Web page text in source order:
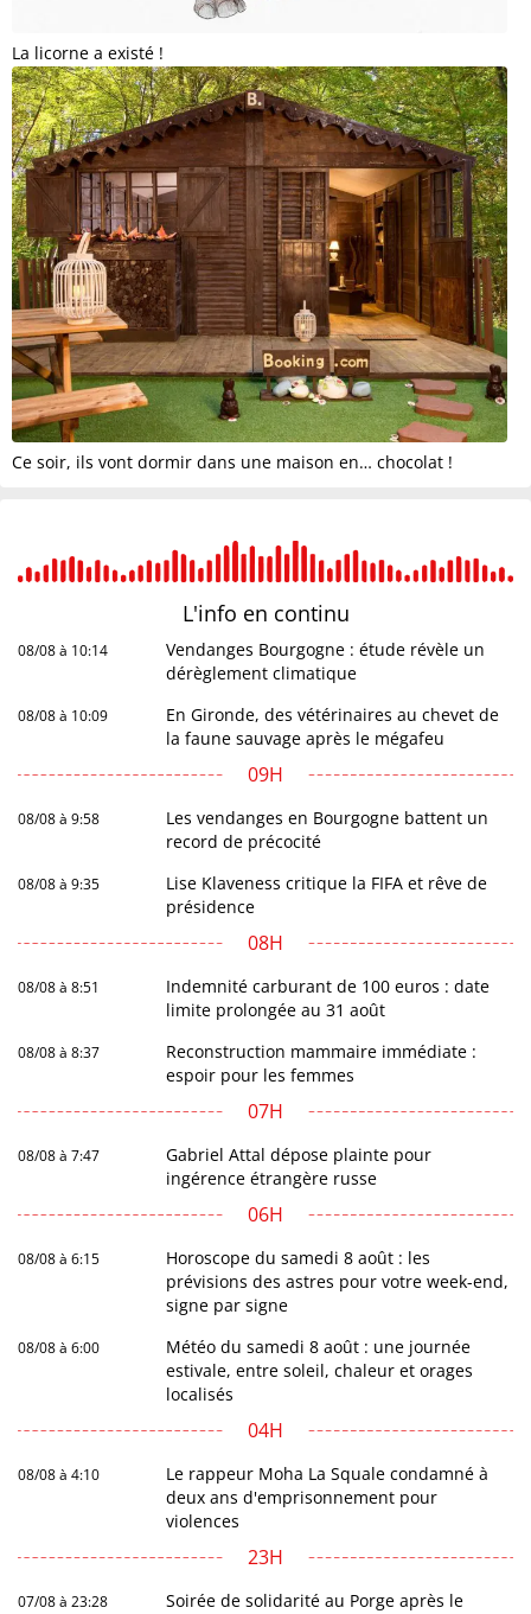
La licorne a existé !
Ce soir, ils vont dormir dans une maison en… chocolat !
L'info en continu
08/08 à 10:14
Vendanges Bourgogne : étude révèle un
dérèglement climatique
08/08 à 10:09
En Gironde, des vétérinaires au chevet de
la faune sauvage après le mégafeu
09H
08/08 à 9:58
Les vendanges en Bourgogne battent un
record de précocité
08/08 à 9:35
Lise Klaveness critique la FIFA et rêve de
présidence
08H
08/08 à 8:51
Indemnité carburant de 100 euros : date
limite prolongée au 31 août
08/08 à 8:37
Reconstruction mammaire immédiate :
espoir pour les femmes
07H
08/08 à 7:47
Gabriel Attal dépose plainte pour
ingérence étrangère russe
06H
08/08 à 6:15
Horoscope du samedi 8 août : les
prévisions des astres pour votre week-end,
signe par signe
08/08 à 6:00
Météo du samedi 8 août : une journée
estivale, entre soleil, chaleur et orages
localisés
04H
08/08 à 4:10
Le rappeur Moha La Squale condamné à
deux ans d'emprisonnement pour
violences
23H
07/08 à 23:28
Soirée de solidarité au Porge après le